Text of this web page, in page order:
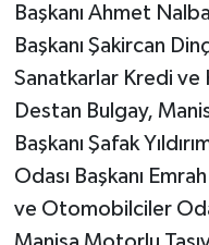
Başkanı Ahmet
Başkanı Şakircan
Sanatkarlar Kredi ve
Destan Bulgay,
Başkanı Şafak
Odası Başkanı
ve Otomobilciler